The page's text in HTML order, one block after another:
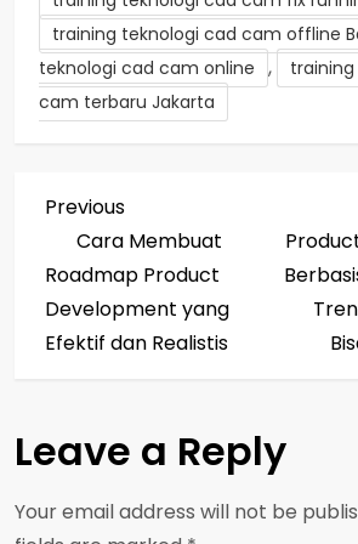
training teknologi cad cam offline
teknologi cad cam online ,
cam terbaru Jakarta
P
o
s
n
a
Previous
Post
Previous
Cara Membuat
Roadmap Product
Development yang
Efektif dan Realistis
Leave a Reply
Your email address will not be